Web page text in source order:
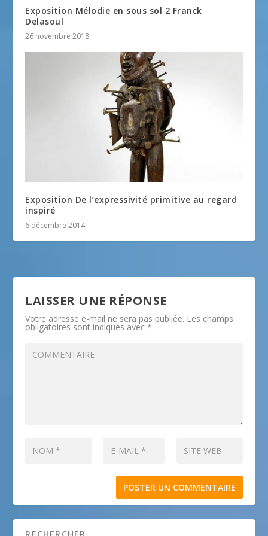
Exposition Mélodie en sous sol 2 Franck
Delasoul
26 novembre 2018
Exposition De l’expressivité primitive au regard
inspiré
6 décembre 2014
LAISSER UNE RÉPONSE
Votre adresse e-mail ne sera pas publiée. Les champs
obligatoires sont indiqués avec*